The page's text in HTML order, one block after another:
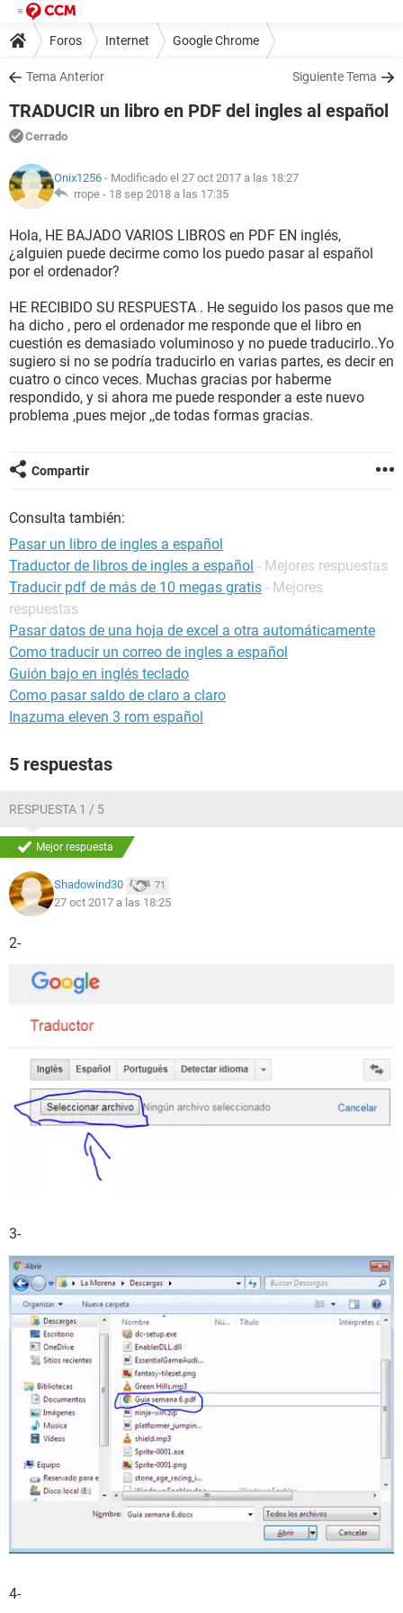
Foros Internet Google Chrome
Tema Anterior Siguiente Tema
TRADUCIR un libro en PDF del ingles al español
Cerrado
Onix1256 - Modificado el 27 oct 2017 a las 18:27
rrope - 18 sep 2018 a las 17:35
Hola, HE BAJADO VARIOS LIBROS en PDF EN inglés,
¿alguien puede decirme como los puedo pasar al español
por el ordenador?
HE RECIBIDO SU RESPUESTA . He seguido los pasos que me
ha dicho , pero el ordenador me responde que el libro en
cuestión es demasiado voluminoso y no puede traducirlo..Yo
sugiero si no se podría traducirlo en varias partes, es decir en
cuatro o cinco veces. Muchas gracias por haberme
respondido, y si ahora me puede responder a este nuevo
problema ,pues mejor ,,de todas formas gracias.
Compartir
Consulta también:
Pasar un libro de ingles a español
Traductor de libros de ingles a español - Mejores respuestas
Traducir pdf de más de 10 megas gratis - Mejores
respuestas
Pasar datos de una hoja de excel a otra automáticamente
Como traducir un correo de ingles a español
Guión bajo en inglés teclado
Como pasar saldo de claro a claro
Inazuma eleven 3 rom español
5 respuestas
RESPUESTA 1 / 5
Mejor respuesta
Shadowind30 71
27 oct 2017 a las 18:25
2-
3-
4-